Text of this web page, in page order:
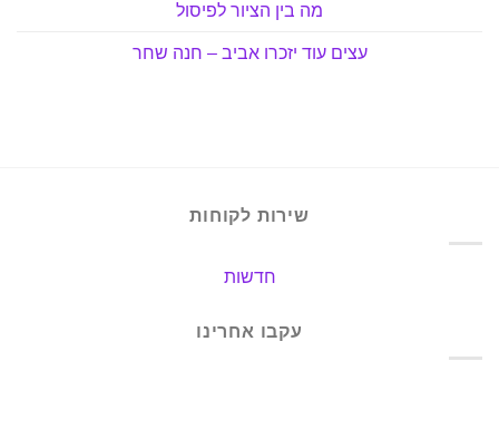
מה בין הציור לפיסול
עצים עוד יזכרו אביב – חנה שחר
שירות לקוחות
חדשות
עקבו אחרינו